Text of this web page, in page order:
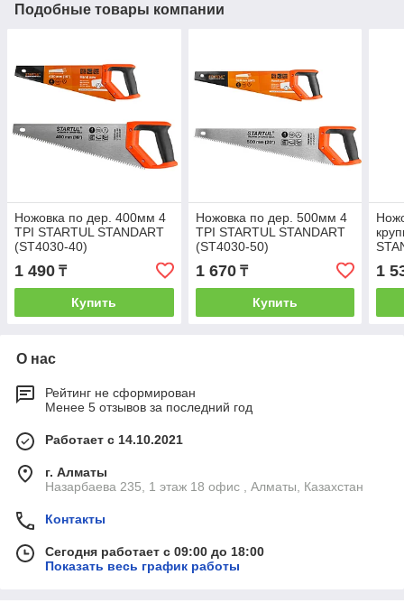
Подобные товары компании
Ножовка по дер. 400мм 4
TPI STARTUL STANDART
(ST4030-40)
1 490 ₸
Купить
Ножовка по дер. 500мм 4
TPI STARTUL STANDART
(ST4030-50)
1 670₸
Купить
1
О нас
Рейтинг не сформирован
Менее 5 отзывов за последний год
Работает с 14.10.2021
г. Алматы
Назарбаева 235, 1 этаж 18 офис , Алматы, Казахстан
Контакты
Сегодня работает с 09:00 до 18:00
Показать весь график работы